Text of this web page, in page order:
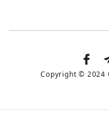
Copyright © 2024